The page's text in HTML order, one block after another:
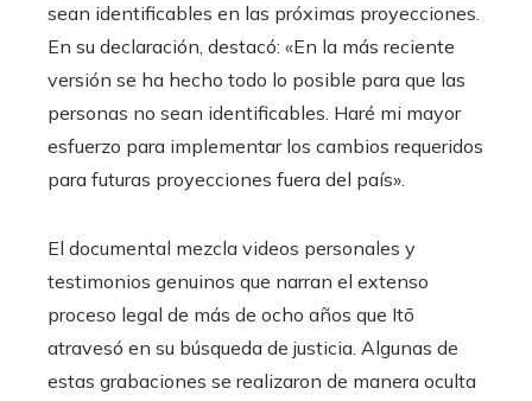
sean identificables en las próximas proyecciones.
En su declaración, destacó: «En la más reciente
versión se ha hecho todo lo posible para que las
personas no sean identificables. Haré mi mayor
esfuerzo para implementar los cambios requeridos
para futuras proyecciones fuera del país».
El documental mezcla videos personales y
testimonios genuinos que narran el extenso
proceso legal de más de ocho años que Itō
atravesó en su búsqueda de justicia. Algunas de
estas grabaciones se realizaron de manera oculta